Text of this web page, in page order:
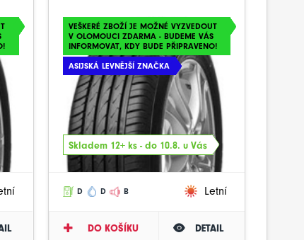
VEŠKERÉ ZBOŽÍ JE MOŽNÉ VYZVEDOUT
V OLOMOUCI ZDARMA - BUDEME VÁS
INFORMOVAT, KDY BUDE PŘIPRAVENO!
ASIJSKÁ LEVNĚJŠÍ ZNAČKA
Skladem 12+ ks - do 10.8. u Vás
D D B Letní
DO KOŠÍKU DETAIL